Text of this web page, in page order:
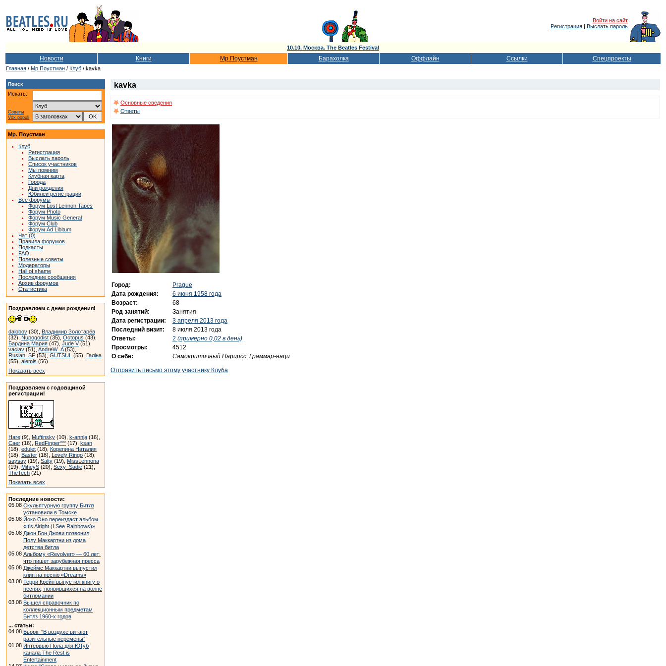
Войти на сайт
Регистрация | Выслать пароль
10.10. Москва. The Beatles Festival
Новости Книги Мр.Поустман Барахолка Оффлайн Ссылки Спецпроекты
Главная / Мр.Поустман / Клуб / kavka
Поиск
Искать:
Советы
Vox populi
Мр. Поустман
Клуб
Регистрация
Выслать пароль
Список участников
Мы помним
Клубная карта
Города
Дни рождения
Юбилеи регистрации
Все форумы
Форум Lost Lennon Tapes
Форум Photo
Форум Music General
Форум Club
Форум Ad Libitum
Чат (0)
Правила форумов
Подкасты
FAQ
Полезные советы
Модераторы
Hall of shame
Последние сообщения
Архив форумов
Статистика
Поздравляем с днем рождения!
dalobov (30), Владимир Золотарёв
(32), Nupogodist (35), Octopus (43),
Бардина Мария (47), Jude V(51),
vaclav (51), AndreW_A(53),
Ruslan_SF (53), GUTSUL (55), Галіна
(55), alemis (56)
Показать всех
Поздравляем с годовщиной
регистрации!
Hare (9), Muftinsky (10), k-annja (16),
Caer (16), RedFinger*** (17), ksan
(18), edulet (18), Корепина Наталия
(18), Baster (18), Lovely Ringo (18),
saysay (19), Salty (19), MissLennona
(19), MiheyS (20), Sexy_Sadie (21),
TheTech (21)
Показать всех
Последние новости:
05.08 Скульптурную группу Битлз
установили в Томске
05.08 Йоко Оно переиздаст альбом
«It’s Alright (I See Rainbows)»
05.08 Джон Бон Джови позвонил
Полу Маккартни из дома
детства битла
05.08 Альбому «Revolver» — 60 лет:
что пишет зарубежная пресса
05.08 Джеймс Маккартни выпустил
клип на песню «Dreams»
03.08 Терри Крейн выпустил книгу о
песнях, появившихся на волне
битломании
03.08 Вышел справочник по
коллекционным предметам
Битлз 1960-х годов
... статьи:
04.08 Бьорк: “В воздухе витают
разительные перемены”
01.08 Интервью Пола для ЮТуб
канала The Rest is
Entertainment
kavka
Основные сведения
Ответы
Город:
Prague
Дата рождения:
6 июня 1958 года
Возраст:
68
Род занятий:
Занятия
Дата регистрации:
3 апреля 2013 года
Последний визит:
8 июля 2013 года
Ответы:
2 (примерно 0,02 в день)
Просмотры:
4512
О себе:
Самокритичный Нарцисс. Граммар-наци
Отправить письмо этому участнику Клуба